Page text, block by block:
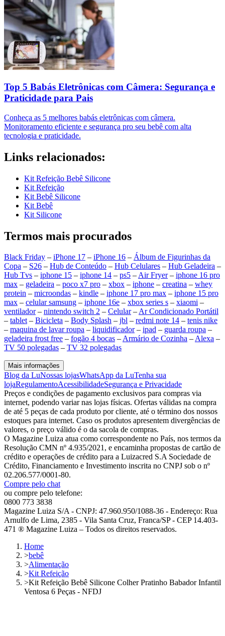
Top 5 Babás Eletrônicas com Câmera: Segurança e
Praticidade para Pais
Conheça as 5 melhores babás eletrônicas com câmera.
Monitoramento eficiente e segurança pro seu bebê com alta
tecnologia e praticidade.
Links relacionados:
Kit Refeição Bebê Silicone
Kit Refeição
Kit Bebê Silicone
Kit Bebê
Kit Silicone
Termos mais procurados
Black Friday – iPhone 17 – iPhone 16 – Álbum de Figurinhas da
Copa – S26 – Hub de Conteúdo – Hub Celulares – Hub Geladeira –
Hub Tvs – iphone 15 – iphone 14 – ps5 –Air Fryer– iphone 16 pro
max – geladeira – poco x7 pro – xbox – iphone – creatina – whey
protein – microondas – kindle – iphone 17 pro max – iphone 15 pro
max – celular samsung – iphone 16e – xbox series s – xiaomi –
ventilador– nintendo switch 2 – Celular–Ar Condicionado Portátil
– tablet– Bicicleta – Body Splash – jbl – redmi note 14 – tenis nike
– maquina de lavar roupa – liquidificador– ipad – guarda roupa –
geladeira frost free – fogão 4 bocas –Armário de Cozinha –Alexa –
TV 50 polegadas – TV 32 polegadas
Mais informações
Blog da LuNossas lojasWhatsApp da LuTenha sua
lojaRegulamentoAcessibilidadeSegurança e Privacidade
Preços e condições de pagamento exclusivos para compras via
internet, podendo variar nas lojas físicas. Ofertas válidas na compra
de até 5 peças de cada produto por cliente, até o término dos nossos
estoques para internet. Caso os produtos apresentem divergências de
valores, o preço válido é o da sacola de compras.
O Magazine Luiza atua como correspondente no País, nos termos da
Resolução CMN nº 4.935/2021, e encaminha propostas de cartão de
crédito e operações de crédito para a Luizacred S.A Sociedade de
Crédito, Financiamento e Investimento inscrita no CNPJ sob o nº
02.206.577/0001-80.
Compre pelo chat
ou compre pelo telefone:
0800 773 3838
Magazine Luiza S/A - CNPJ: 47.960.950/1088-36 - Endereço: Rua
Arnulfo de Lima, 2385 - Vila Santa Cruz, Franca/SP - CEP 14.403-
471 ® Magazine Luiza – Todos os direitos reservados.
Home
>bebê
>Alimentação
>Kit Refeição
>Kit Refeição Bebê Silicone Colher Pratinho Babador Infantil
Ventosa 6 Peças - NFDJ